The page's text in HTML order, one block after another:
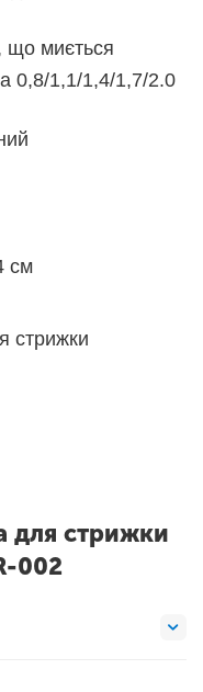
що миється
0,8/1,1/1,4/1,7/2.0
см
стрижки
для стрижки
002